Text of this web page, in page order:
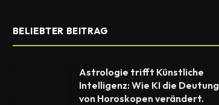
BELIEBTER BEITRAG
Astrologie trifft Künstliche
Intelligenz: Wie KI die Deutung
von Horoskopen verändert.